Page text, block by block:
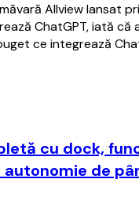
Allview lansat
ChatGPT, iată
ce integrează
cu dock,
de